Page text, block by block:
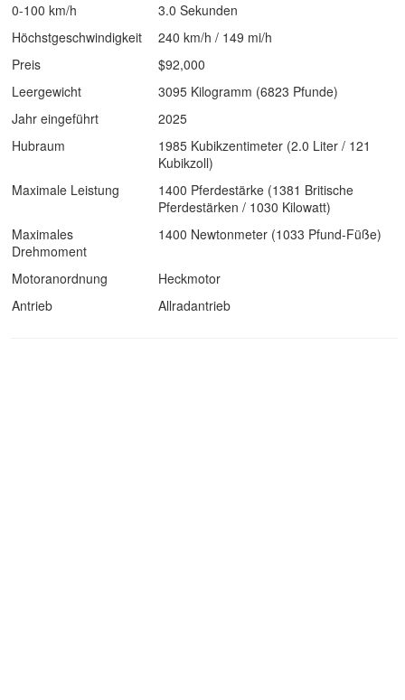
0-100 km/h
3.0 Sekunden
Höchstgeschwindigkeit
240 km/h / 149 mi/h
Preis
$92,000
Leergewicht
3095 Kilogramm (6823 Pfunde)
Jahr eingeführt
2025
Hubraum
1985 Kubikzentimeter (2.0 Liter / 121
Kubikzoll)
Maximale Leistung
1400 Pferdestärke (1381 Britische
Pferdestärken / 1030 Kilowatt)
Maximales
Drehmoment
1400 Newtonmeter (1033 Pfund-Füße)
Motoranordnung
Heckmotor
Antrieb
Allradantrieb